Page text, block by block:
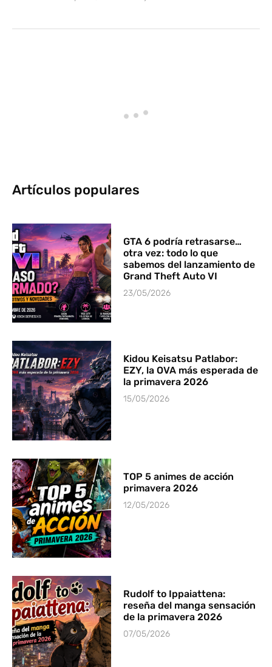
Artículos populares
GTA 6 podría retrasarse…
otra vez: todo lo que
sabemos del lanzamiento de
Grand Theft Auto VI
23/05/2026
Kidou Keisatsu Patlabor:
EZY, la OVA más esperada de
la primavera 2026
15/05/2026
TOP 5 animes de acción
primavera 2026
12/05/2026
Rudolf to Ippaiattena:
reseña del manga sensación
de la primavera 2026
07/05/2026